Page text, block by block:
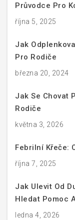
Průvodce Pro
října 5, 2025
Jak
Pro Rodiče
března 20, 2024
Jak Se Chovat
Rodiče
května 3, 2026
Febrilní Křeče:
října 7, 2025
Jak Ulevit Od
Hledat Pomoc
ledna 4, 2026